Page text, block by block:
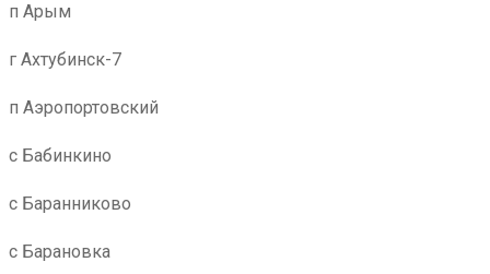
п Арым
г Ахтубинск-7
п Аэропортовский
с Бабинкино
с Баранниково
с Барановка